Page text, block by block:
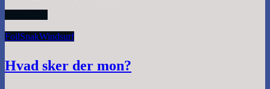
FoilSnakWindsurf
Hvad sker der mon?